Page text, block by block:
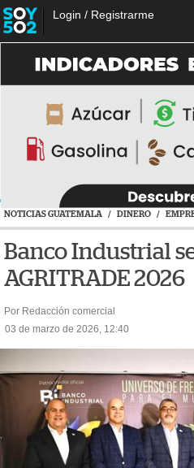
Login / Registrarme
NOTICIAS GUATEMALA / DINERO /
Banco Industrial
AGRITRADE 2026
Por Redacción comercial
03 de marzo de 2026, 12:40